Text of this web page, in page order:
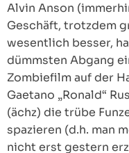
Alvin Anson
Geschäft, trotzdem
wesentlich besser,
dümmsten Abgang
Zombiefilm auf der
Gaetano „Ronald“
(ächz) die trübe
spazieren (d.h. man
nicht erst gestern